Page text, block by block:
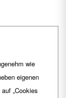
wie
eigenen
„Cookies